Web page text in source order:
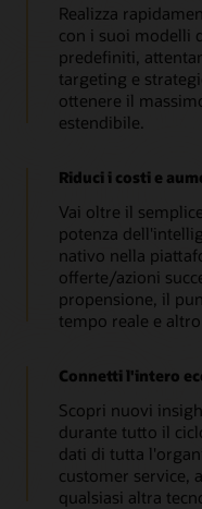
Realizza
con i suoi modelli
predefiniti,
targeting e
ottenere il
estendibile.
Riduci i costi e
Vai oltre il
potenza
nativo nella
offerte/azioni
propensione, il
tempo reale e altro
Connetti l'intero
Scopri nuovi
durante tutto il
dati di tutta
customer service,
qualsiasi altra